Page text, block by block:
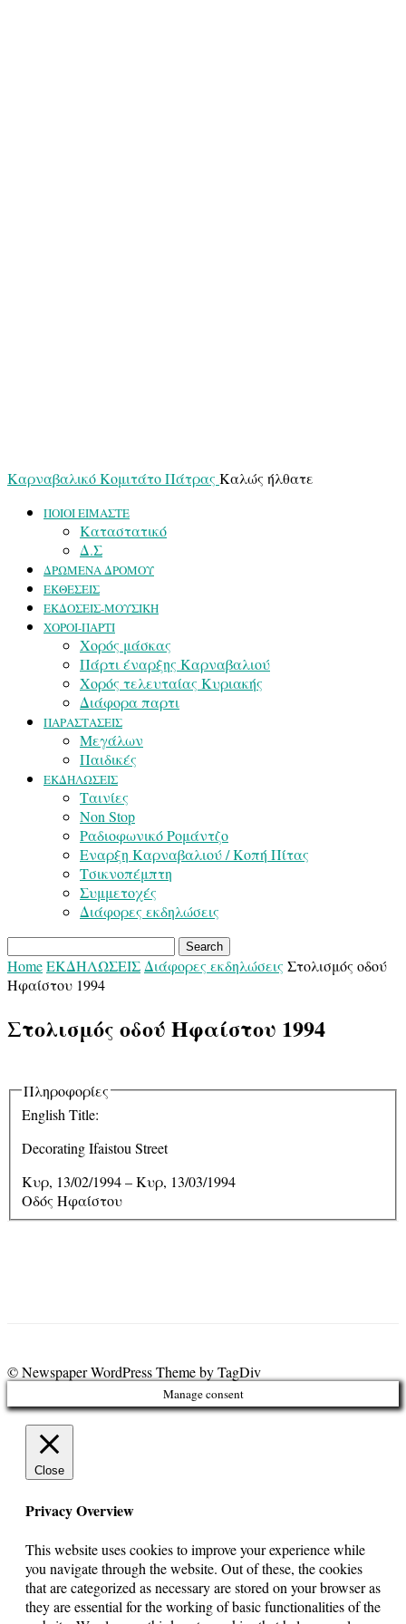
Καρναβαλικό Κομιτάτο Πάτρας Καλώς ήλθατε
ΠΟΙΟΙ ΕΙΜΑΣΤΕ
Καταστατικό
Δ.Σ
ΔΡΩΜΕΝΑ ΔΡΟΜΟΥ
ΕΚΘΕΣΕΙΣ
ΕΚΔΟΣΕΙΣ-ΜΟΥΣΙΚΗ
ΧΟΡΟΙ-ΠΑΡΤΙ
Χορός μάσκας
Πάρτι έναρξης Καρναβαλιού
Χορός τελευταίας Κυριακής
Διάφορα παρτι
ΠΑΡΑΣΤΑΣΕΙΣ
Μεγάλων
Παιδικές
ΕΚΔΗΛΩΣΕΙΣ
Ταινίες
Non Stop
Ραδιοφωνικό Ρομάντζο
Εναρξη Καρναβαλιού / Κοπή Πίτας
Τσικνοπέμπτη
Συμμετοχές
Διάφορες εκδηλώσεις
HomeΕΚΔΗΛΩΣΕΙΣ Διάφορες εκδηλώσεις Στολισμός οδού
Ηφαίστου 1994
Στολισμός οδού Ηφαίστου 1994
Πληροφορίες
English Title:
Decorating Ifaistou Street
Κυρ, 13/02/1994–Κυρ, 13/03/1994
Οδός Ηφαίστου
© Newspaper WordPress Theme by TagDiv
Manage consent
Close
Privacy Overview
This website uses cookies to improve your experience while
you navigate through the website. Out of these, the cookies
that are categorized as necessary are stored on your browser as
they are essential for the working of basic functionalities of the